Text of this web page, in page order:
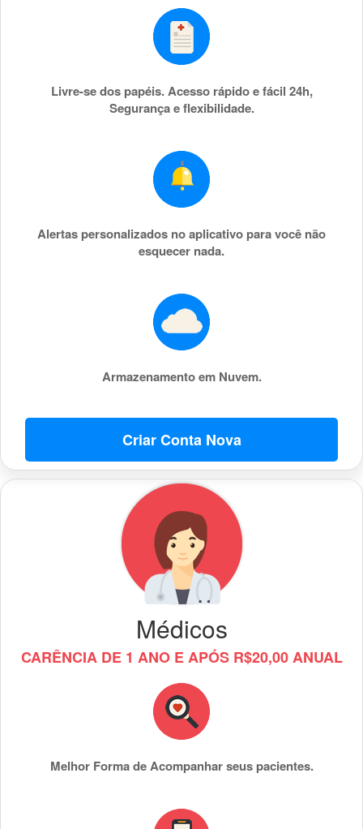
Livre-se dos papéis. Acesso rápido e fácil 24h,
Segurança e flexibilidade.
Alertas personalizados no aplicativo para você não
esquecer nada.
Armazenamento em Nuvem.
Criar Conta Nova
Médicos
CARÊNCIA DE 1 ANO E APÓS R$20,00 ANUAL
Melhor Forma de Acompanhar seus pacientes.